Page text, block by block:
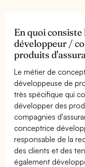
En quoi
développeur /
produits
Le métier de
développeuse de
très spécifique qui
développer des
compagnies
conceptrice
responsable de la
des clients et des
également